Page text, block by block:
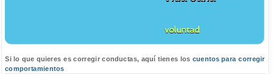
voluntad
Si lo que quieres es corregir conductas, aquí tienes los cuentos para corregir
comportamientos